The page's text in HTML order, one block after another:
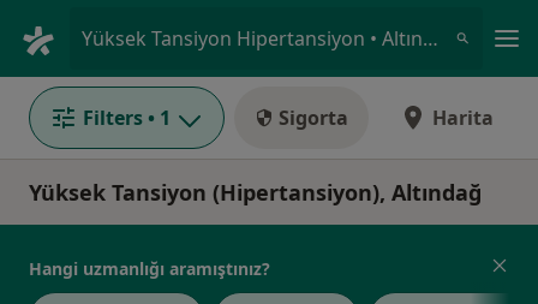
Yüksek Tansiyon Hipertansiyon • Altındağ, Ankara
Filters • 1 Sigorta Harita
Yüksek Tansiyon (Hipertansiyon), Altındağ
Hangi uzmanlığı aramıştınız?